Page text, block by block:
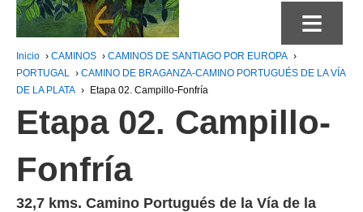
≡
Inicio › CAMINOS › CAMINOS DE SANTIAGO POR EUROPA ›
PORTUGAL › CAMINO DE BRAGANZA-CAMINO PORTUGUÉS DE LA VÍA
DE LA PLATA › Etapa 02. Campillo-Fonfría
Etapa 02. Campillo-
Fonfría
32,7 kms. Camino Portugués de la Vía de la